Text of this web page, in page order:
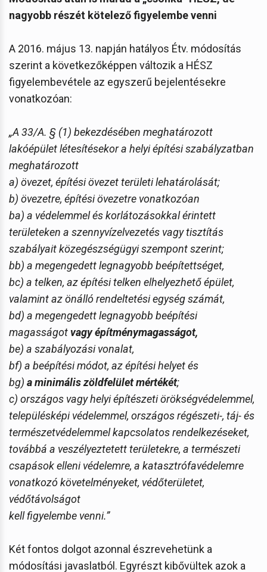
nagyobb részét kötelező figyelembe venni
A 2016. május 13. napján hatályos Étv. módosítás
szerint a következőképpen változik a HÉSZ
figyelembevétele az egyszerű bejelentésekre
vonatkozóan:
„A 33/A. § (1) bekezdésében meghatározott
lakóépület létesítésekor a helyi építési szabályzatban
meghatározott
a) övezet, építési övezet területi lehatárolását;
b) övezetre, építési övezetre vonatkozóan
ba) a védelemmel és korlátozásokkal érintett
területeken a szennyvízelvezetés vagy tisztítás
szabályait közegészségügyi szempont szerint;
bb) a megengedett legnagyobb beépítettséget,
bc) a telken, az építési telken elhelyezhető épület,
valamint az önálló rendeltetési egység számát,
bd) a megengedett legnagyobb beépítési
magasságotvagy építménymagasságot,
be) a szabályozási vonalat,
bf) a beépítési módot, az építési helyet és
bg) a minimális zöldfelület mértékét;
c) országos vagy helyi építészeti örökségvédelemmel,
településképi védelemmel, országos régészeti-, táj- és
természetvédelemmel kapcsolatos rendelkezéseket,
továbbá a veszélyeztetett területekre, a természeti
csapások elleni védelemre, a katasztrófavédelemre
vonatkozó követelményeket, védőterületet,
védőtávolságot
kell figyelembe venni.”
Két fontos dolgot azonnal észrevehetünk a
módosítási javaslatból. Egyrészt kibővültek azok a